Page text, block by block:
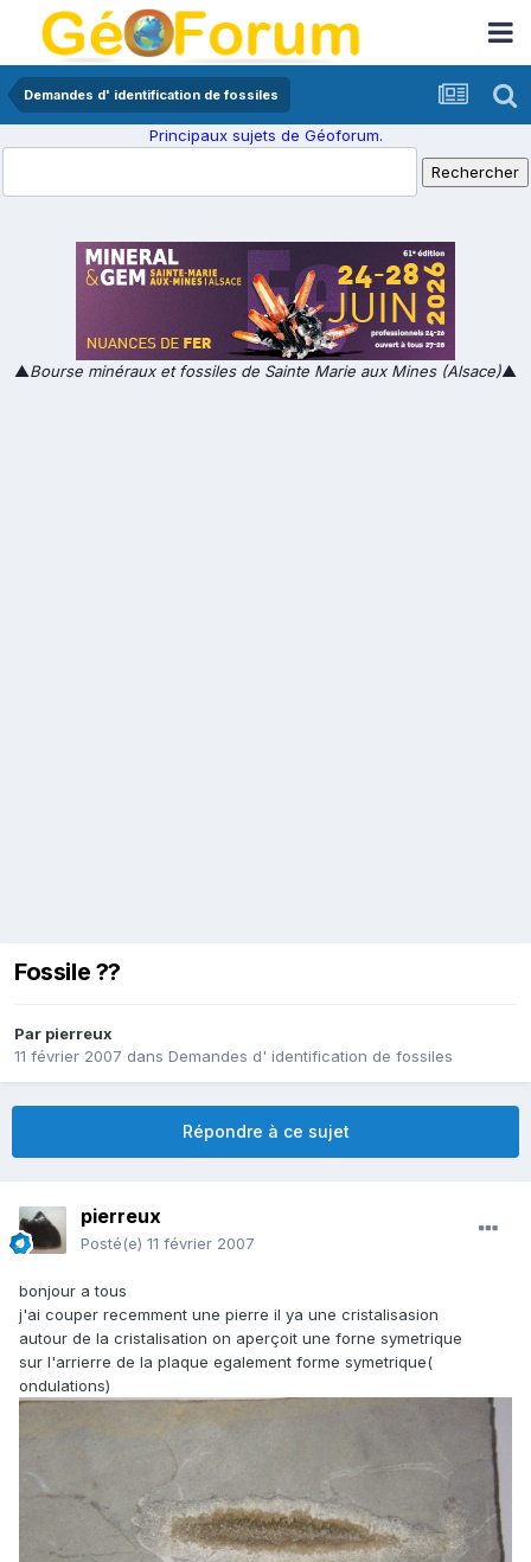
Demandes d' identification de fossiles
Principaux sujets de Géoforum.
▲Bourse minéraux et fossiles de Sainte Marie aux Mines (Alsace)▲
Fossile ??
Par pierreux
11 février 2007 dans Demandes d' identification de fossiles
Répondre à ce sujet
pierreux
Posté(e) 11 février 2007
bonjour a tous
j'ai couper recemment une pierre il ya une cristalisasion
autour de la cristalisation on aperçoit une forne symetrique
sur l'arrierre de la plaque egalement forme symetrique(
ondulations)